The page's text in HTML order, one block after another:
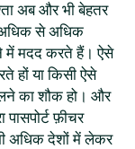
अब और भी बेहतर
अधिक से अधिक
में मदद करते हैं। ऐसे
हों या किसी ऐसे
का शौक हो। और
फ़ीचर
अधिक देशों में लेकर